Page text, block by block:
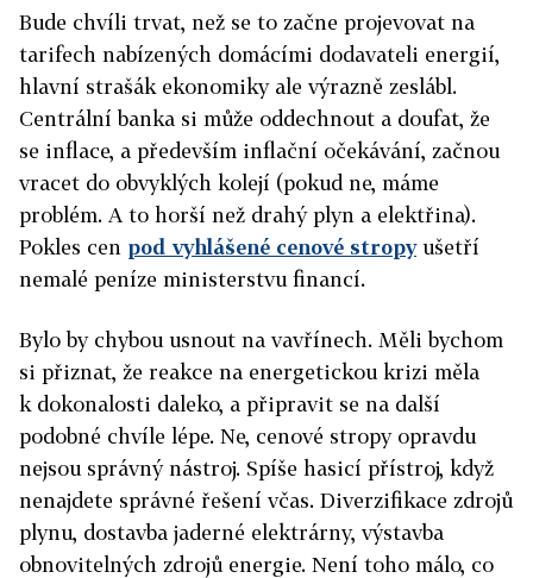
Bude chvíli trvat, než se to začne projevovat na
tarifech nabízených domácími dodavateli energií,
hlavní strašák ekonomiky ale výrazně zeslábl.
Centrální banka si může oddechnout a doufat, že
se inflace, a především inflační očekávání, začnou
vracet do obvyklých kolejí (pokud ne, máme
problém. A to horší než drahý plyn a elektřina).
Pokles cen pod vyhlášené cenové stropyušetří
nemalé peníze ministerstvu financí.
Bylo by chybou usnout na vavřínech. Měli bychom
si přiznat, že reakce na energetickou krizi měla
k dokonalosti daleko, a připravit se na další
podobné chvíle lépe. Ne, cenové stropy opravdu
nejsou správný nástroj. Spíše hasicí přístroj, když
nenajdete správné řešení včas. Diverzifikace zdrojů
plynu, dostavba jaderné elektrárny, výstavba
obnovitelných zdrojů energie. Není toho málo, co